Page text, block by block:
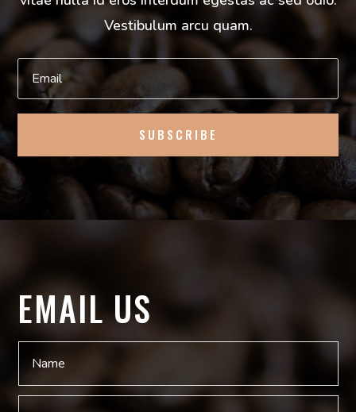
Vestibulum arcu quam.
SUBSCRIBE
EMAIL US